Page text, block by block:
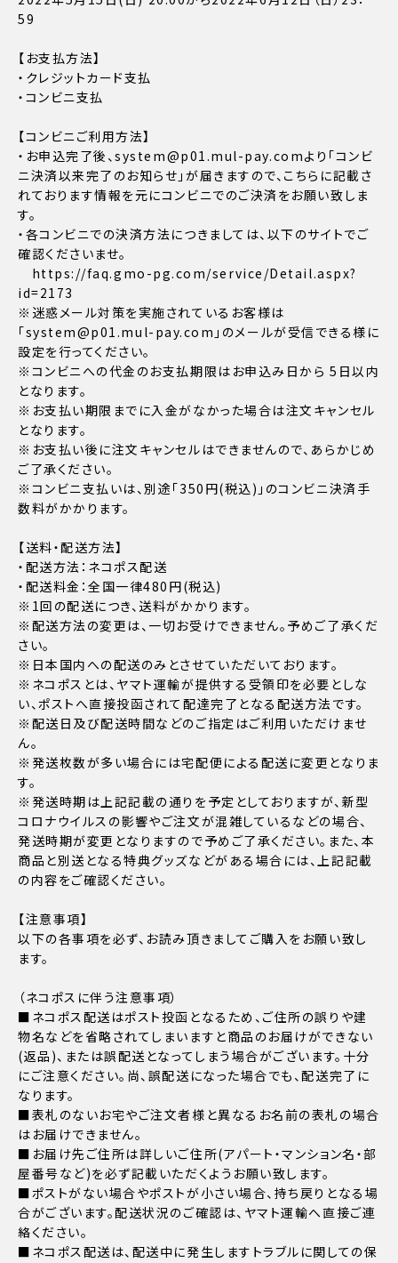
59
【お支払方法】
・クレジットカード支払
・コンビニ支払
【コンビニご利用方法】
・お申込完了後、system@p01.mul-pay.comより「コンビ
ニ決済以来完了のお知らせ」が届きますので、こちらに記載さ
れております情報を元にコンビニでのご決済をお願い致しま
す。
・各コンビニでの決済方法につきましては、以下のサイトでご
確認くださいませ。
https://faq.gmo-pg.com/service/Detail.aspx?
id=2173
※迷惑メール対策を実施されているお客様は
「system@p01.mul-pay.com」のメールが受信できる様に
設定を行ってください。
※コンビニへの代金のお支払期限はお申込み日から 5日以内
となります。
※お支払い期限までに入金がなかった場合は注文キャンセル
となります。
※お支払い後に注文キャンセルはできませんので、あらかじめ
ご了承ください。
※コンビニ支払いは、別途「350円(税込)」のコンビニ決済手
数料がかかります。
【送料・配送方法】
・配送方法：ネコポス配送
・配送料金：全国一律480円(税込)
※1回の配送につき、送料がかかります。
※配送方法の変更は、一切お受けできません。予めご了承くだ
さい。
※日本国内への配送のみとさせていただいております。
※ネコポスとは、ヤマト運輸が提供する受領印を必要としな
い、ポストへ直接投函されて配達完了となる配送方法です。
※配送日及び配送時間などのご指定はご利用いただけませ
ん。
※発送枚数が多い場合には宅配便による配送に変更となりま
す。
※発送時期は上記記載の通りを予定としておりますが、新型
コロナウイルスの影響やご注文が混雑しているなどの場合、
発送時期が変更となりますので予めご了承ください。また、本
商品と別送となる特典グッズなどがある場合には、上記記載
の内容をご確認ください。
【注意事項】
以下の各事項を必ず、お読み頂きましてご購入をお願い致し
ます。
（ネコポスに伴う注意事項）
■ネコポス配送はポスト投函となるため、ご住所の誤りや建
物名などを省略されてしまいますと商品のお届けができない
(返品)、または誤配送となってしまう場合がございます。十分
にご注意ください。尚、誤配送になった場合でも、配送完了に
なります。
■表札のないお宅やご注文者様と異なるお名前の表札の場合
はお届けできません。
■お届け先ご住所は詳しいご住所(アパート・マンション名・部
屋番号など)を必ず記載いただくようお願い致します。
■ポストがない場合やポストが小さい場合、持ち戻りとなる場
合がございます。配送状況のご確認は、ヤマト運輸へ直接ご連
絡ください。
■ネコポス配送は、配送中に発生しますトラブルに関しての保